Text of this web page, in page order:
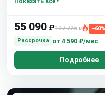
Бесплатный пробный урок
55 090 ₽137 725₽
−60%
Рассрочка
от 4 590 ₽/мес
Подробнее